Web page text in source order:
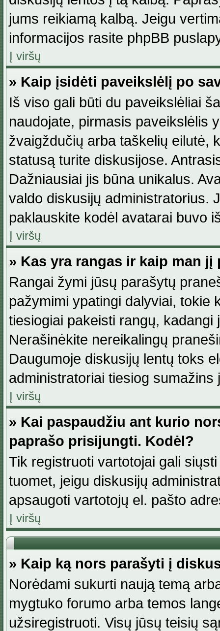
jums reikiamą kalbą. Jeigu
informacijos rasite phpBB
Į viršų
» Kaip įsidėti paveikslėlį po
Iš viso gali būti du paveikslėliai
naudojate, pirmasis paveikslėlis
žvaigždučių arba taškelių eilutė,
statusą turite diskusijose.
Dažniausiai jis būna unikalus.
valdo diskusijų administratorius.
paklauskite kodėl avatarai buvo
Į viršų
» Kas yra rangas ir kaip man jį
Rangai žymi jūsų parašytų
pažymimi ypatingi dalyviai, tokie
tiesiogiai pakeisti rangų,
Nerašinėkite nereikalingų
Daugumoje diskusijų lentų toks
administratoriai tiesiog
Į viršų
» Kai paspaudžiu ant kurio
paprašo prisijungti. Kodėl?
Tik registruoti vartotojai gali
tuomet, jeigu diskusijų
apsaugoti vartotojų el. pašto
Į viršų
» Kaip ką nors parašyti į
Norėdami sukurti naują temą
mygtuko forumo arba temos
užsiregistruoti. Visų jūsų teisių